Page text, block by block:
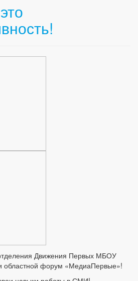
Движения Первых МБОУ
областной форум «МедиаПервые»!